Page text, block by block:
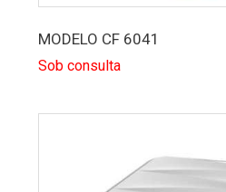
MODELO CF 6041
Sob consulta